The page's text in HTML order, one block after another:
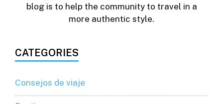
blog is to help the community to travel in a
more authentic style.
CATEGORIES
Consejos de viaje